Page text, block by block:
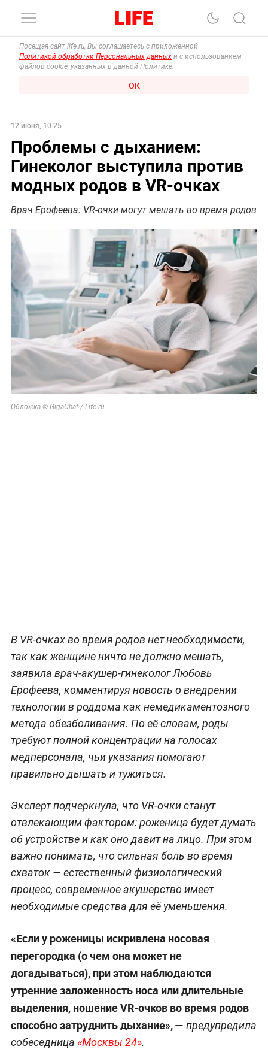
Посещая сайт life.ru, Вы соглашаетесь с приложенной
Политикой обработки Персональных данных и с использованием
файлов cookie, указанных в данной Политике.
ОК
12 июня, 10:25
Проблемы с дыханием:
Гинеколог выступила против
модных родов в VR-очках
Врач Ерофеева: VR-очки могут мешать во время родов
Обложка © GigaChat / Life.ru
В VR-очках во время родов нет необходимости,
так как женщине ничто не должно мешать,
заявила врач-акушер-гинеколог Любовь
Ерофеева, комментируя новость о внедрении
технологии в роддома как немедикаментозного
метода обезболивания. По её словам, роды
требуют полной концентрации на голосах
медперсонала, чьи указания помогают
правильно дышать и тужиться.
Эксперт подчеркнула, что VR-очки станут
отвлекающим фактором: роженица будет думать
об устройстве и как оно давит на лицо. При этом
важно понимать, что сильная боль во время
схваток — естественный физиологический
процесс, современное акушерство имеет
необходимые средства для её уменьшения.
«Если у роженицы искривлена носовая
перегородка (о чем она может не
догадываться), при этом наблюдаются
утренние заложенность носа или длительные
выделения, ношение VR-очков во время родов
способно затруднить дыхание», — предупредила
собеседница «Москвы 24».